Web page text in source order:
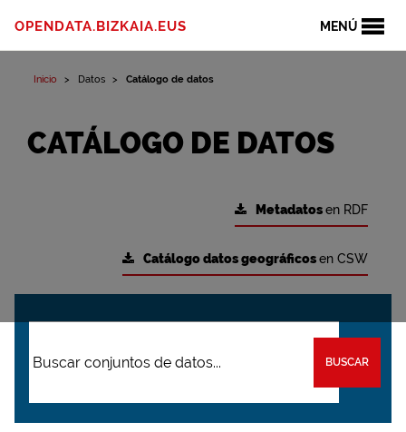
MENÚ
OPENDATA.BIZKAIA.EUS
Inicio Datos Catálogo de datos
CATÁLOGO DE DATOS
Metadatosen RDF
Catálogo datos geográficosen CSW
BUSCAR